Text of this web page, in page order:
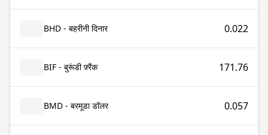
BHD - बहरीनी दिनार 0.022
BIF - बुरूंडी फ़्रैंक 171.76
BMD - बरमूडा डॉलर 0.057